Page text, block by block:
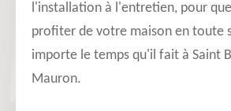
l'installation à l'entretien, pour
profiter de votre maison en toute
importe le temps qu'il fait à Saint
Mauron.